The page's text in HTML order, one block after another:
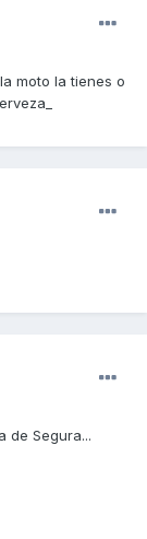
moto la tienes o
de Segura...